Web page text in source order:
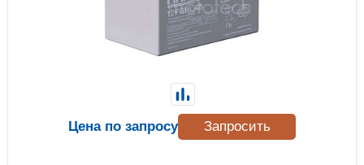
Цена по запросу Запросить